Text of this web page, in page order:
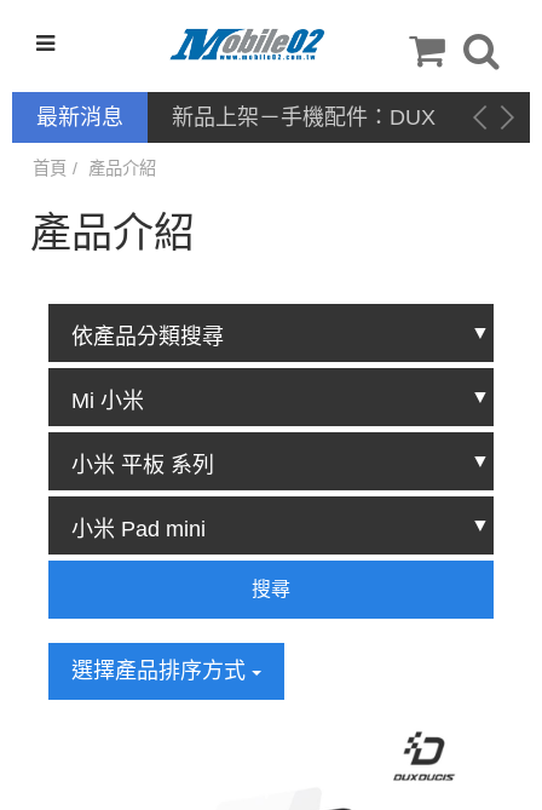
最新消息
新品上架－手機配件：DUX
DUCIS
首頁 產品介紹
產品介紹
搜尋
選擇產品排序方式